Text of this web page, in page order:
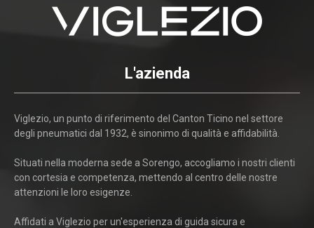
L'azienda
Viglezio, un punto di riferimento del Canton Ticino nel settore
degli pneumatici dal 1932, è sinonimo di qualità e affidabilità.
Situati nella moderna sede a Sorengo, accogliamo i nostri clienti
con cortesia e competenza, mettendo al centro delle nostre
attenzioni le loro esigenze.
Affidati a Viglezio per un'esperienza di guida sicura e